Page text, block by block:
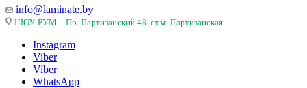
info@laminate.by
ШОУ-РУМ : Пр. Партизанский 48 ст.м. Партизанская
Instagram
Viber
Viber
WhatsApp